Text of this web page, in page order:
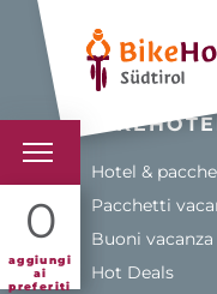
0
aggiungi
ai
preferiti
Hotel &
Pacchetti
Buoni vacanza
Hot Deals